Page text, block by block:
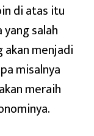
di atas itu
salah
akan menjadi
misalnya
meraih